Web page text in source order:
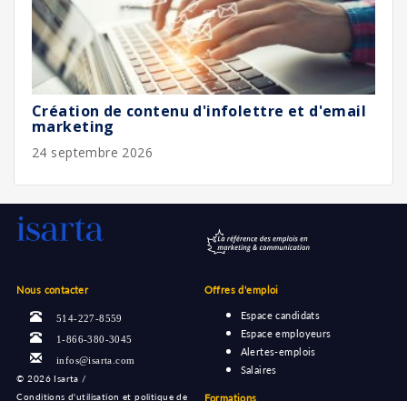
Création de contenu d'infolettre et d'email
marketing
24 septembre 2026
Nous contacter
514-227-8559
1-866-380-3045
infos@isarta.com
©2026 Isarta /
Conditions d'utilisation et politique de
Offres d'emploi
Espace candidats
Espace employeurs
Alertes-emplois
Salaires
Formations